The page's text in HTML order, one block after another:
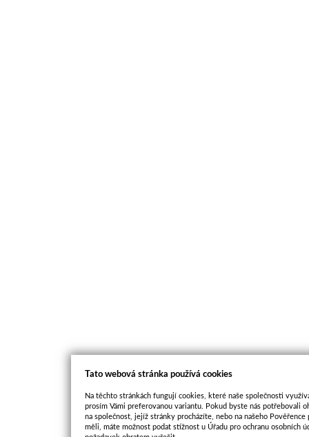
Tato webová stránka používá cookies
Na těchto stránkách fungují cookies, které naše společnosti
prosím Vámi preferovanou variantu. Pokud byste nás potřebovali
na společnost, jejíž stránky procházíte, nebo na našeho
měli, máte možnost podat stížnost u Úřadu pro ochranu osobních